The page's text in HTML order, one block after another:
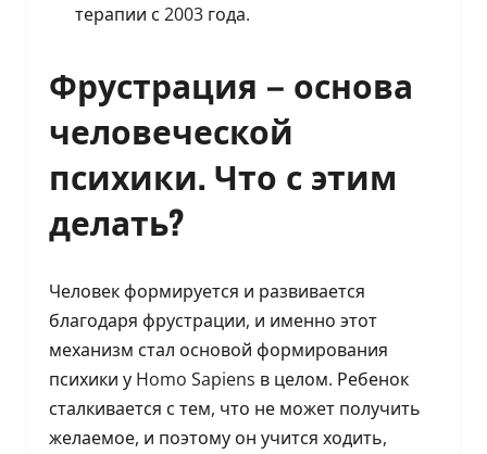
терапии с 2003 года.
Фрустрация – основа
человеческой
психики. Что с этим
делать?
Человек формируется и развивается
благодаря фрустрации, и именно этот
механизм стал основой формирования
психики у Homo Sapiens в целом. Ребенок
сталкивается с тем, что не может получить
желаемое, и поэтому он учится ходить,